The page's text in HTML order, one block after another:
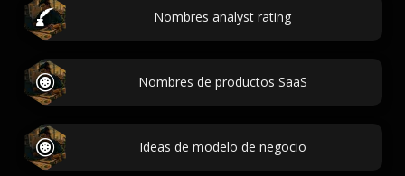
Nombres analyst rating
Nombres de productos SaaS
Ideas de modelo de negocio